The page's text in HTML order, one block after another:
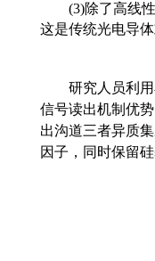
(3)除了高线
这是传统光电导
研究人员利
信号读出机制优
出沟道三者异质
因子，同时保留